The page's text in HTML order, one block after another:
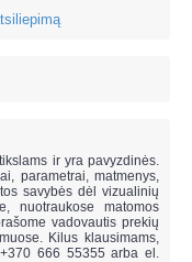
ir yra pavyzdinės.
parametrai, matmenys,
savybės dėl vizualinių
nuotraukose matomos
vadovautis prekių
Kilus klausimams,
666 55355 arba el.